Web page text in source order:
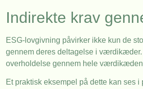
Indirekte krav
ESG-lovgivning påvirker ikke kun de
gennem deres deltagelse i værdikæder.
overholdelse gennem hele
Et praktisk eksempel på dette kan ses